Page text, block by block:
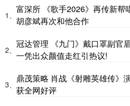
1、
富深所 《歌手2026》再传新帮
胡彦斌再次和他合作
2、
冠达管理 《九门》戴口罩副官
一凭出众颜值走红引热议!
3、
鼎茂策略 肖战《射雕英雄传》
获全网好评